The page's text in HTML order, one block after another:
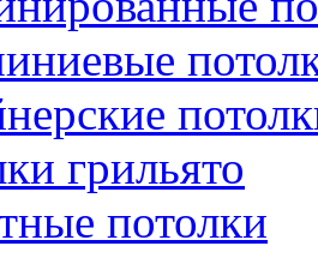
грильято
потолки